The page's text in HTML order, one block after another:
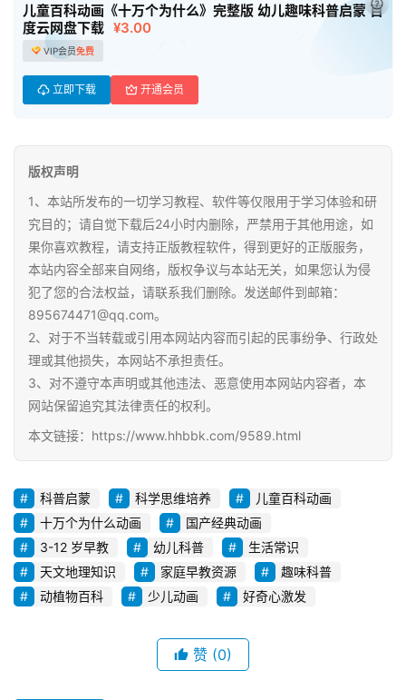
母
婴
早
教
I
教
资
源
初
中
小
资
料
自
媒
体
资
源
资
登录 注册
儿童百科动画《十万个为什么》完整版 幼儿趣味科普启蒙 百
度云网盘下载 ¥3.00
VIP会员免费
立即下载 开通会员
版权声明
1、本站所发布的一切学习教程、软件等仅限用于学习体验和研
究目的；请自觉下载后24小时内删除，严禁用于其他用途，如
果你喜欢教程，请支持正版教程软件，得到更好的正版服务，
本站内容全部来自网络，版权争议与本站无关，如果您认为侵
犯了您的合法权益，请联系我们删除。发送邮件到邮箱：
895674471@qq.com。
2、对于不当转载或引用本网站内容而引起的民事纷争、行政处
理或其他损失，本网站不承担责任。
3、对不遵守本声明或其他违法、恶意使用本网站内容者，本
网站保留追究其法律责任的权利。
本文链接：https://www.hhbbk.com/9589.html
科普启蒙 科学思维培养
儿童百科动画
十万个为什么动画
国产经典动画
3-12 岁早教
幼儿科普
生活常识
天文地理知识
家庭早教资源
趣味科普
动植物百科
少儿动画 好奇心激发
赞 (0)